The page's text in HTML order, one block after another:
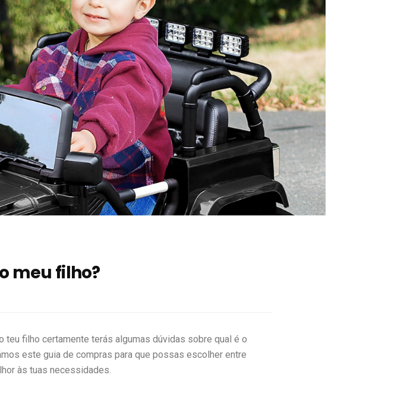
meu filho?
teu filho certamente terás algumas dúvidas sobre qual é o
este guia de compras para que possas escolher entre
às tuas necessidades.